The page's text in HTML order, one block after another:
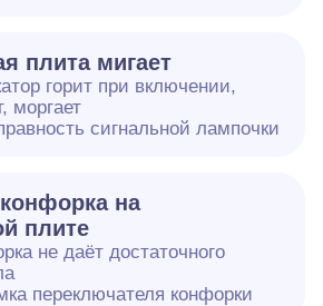
плита мигает
горит при включении,
моргает
сигнальной лампочки
на
плите
не даёт достаточного
переключателя конфорки